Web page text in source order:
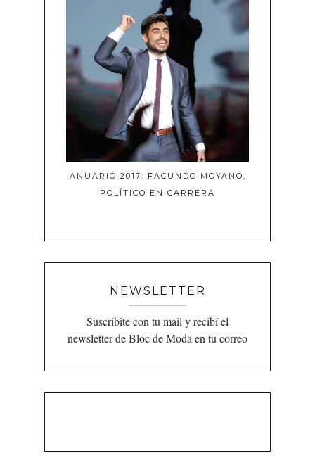
ANUARIO 2017: FACUNDO MOYANO,
POLÍTICO EN CARRERA
NEWSLETTER
Suscribite con tu mail y recibí el
newsletter de Bloc de Moda en tu correo